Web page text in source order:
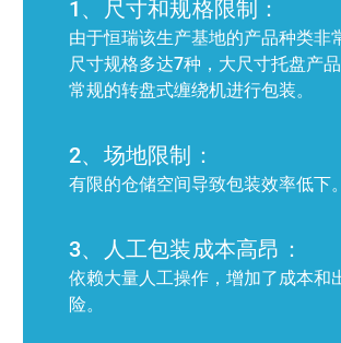
1、尺寸和规格限制：
由于恒瑞该生产基地的产品种类非
尺寸规格多达7种，大尺寸托盘产
常规的转盘式缠绕机进行包装。
2、场地限制：
有限的仓储空间导致包装效率低下。
3、人工包装成本高昂：
依赖大量人工操作，增加了成本和
险。